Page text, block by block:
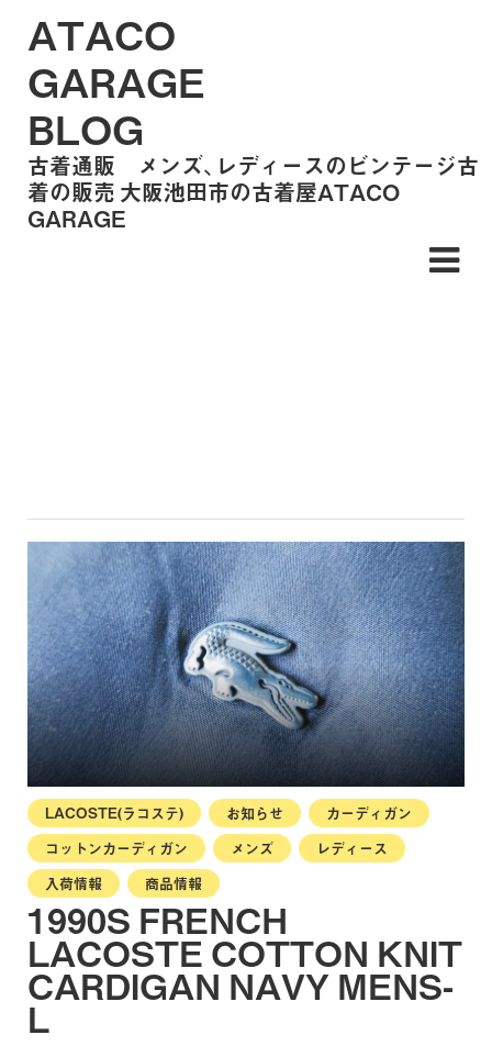
ATACO
GARAGE
BLOG
古着通販 メンズ、レディースのビンテージ古
着の販売 大阪池田市の古着屋ATACO
GARAGE
LACOSTE(ラコステ) お知らせ
カーディガン
コットンカーディガン
メンズ
レディース
入荷情報
商品情報
1990S FRENCH
LACOSTE COTTON KNIT
CARDIGAN NAVY MENS-
L